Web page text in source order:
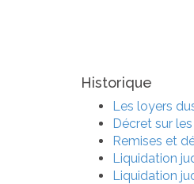
Historique
Les loyers
Décret sur
Remises et
Liquidation
Liquidation